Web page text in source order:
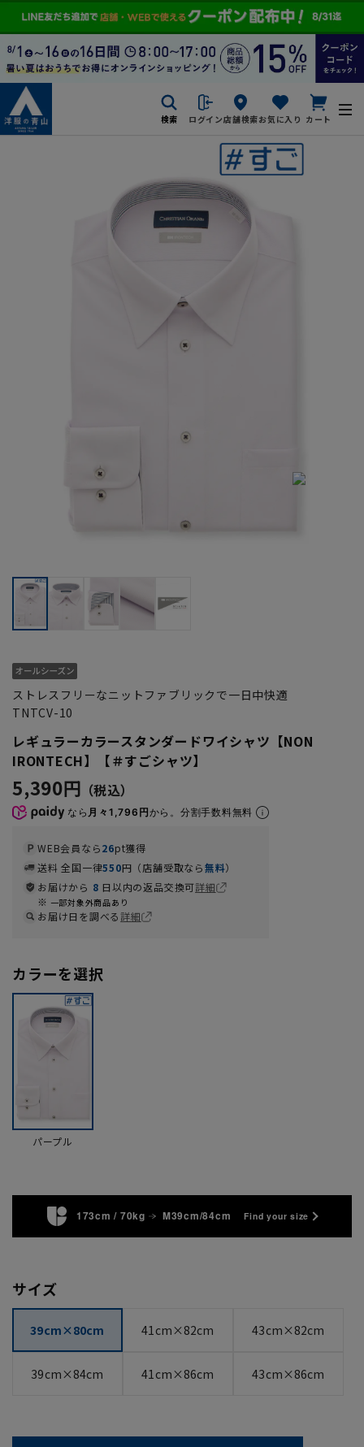
検索 ログイン店舗検索お気に入り カート
ストレスフリーなニットファブリックで一日中快適
TNTCV-10
レギュラーカラースタンダードワイシャツ【NON
IRONTECH】【＃すごシャツ】
5,390円
なら 月々1,796円から。分割手数料無料
WEB会員なら26pt獲得
送料 全国一律550円（店舗受取なら無料）
お届けから 8 日以内の返品交換可詳細
一部対象外商品あり
お届け日を調べる詳細
カラーを選択
パープル
173cm / 70kg M39cm/84cm Find your size
サイズ
39cm×80cm 41cm×82cm 43cm×82cm
39cm×84cm 41cm×86cm 43cm×86cm